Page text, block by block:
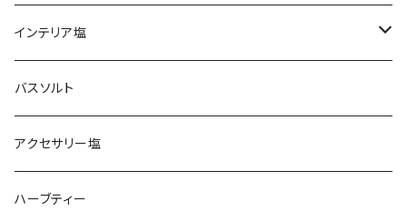
ヒマラヤ岩塩
ピンク
イエロー
ブレンド塩
アンデス岩塩
ペルー天日塩
インテリア塩
岩塩ランプ
岩塩キャンドルホルダー
バスソルト
アクセサリー塩
ハーブティー